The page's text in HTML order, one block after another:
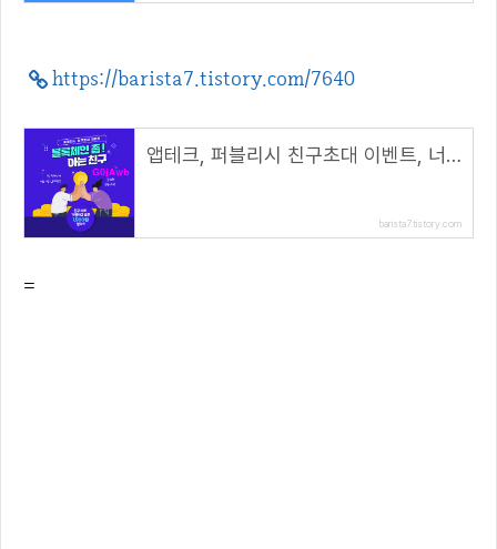
https://barista7.tistory.com/7640
앱테크, 퍼블리시 친구초대 이벤트, 너도나도 1500원 보상( 추천코드 : G0jAwb )
barista7.tistory.com
=